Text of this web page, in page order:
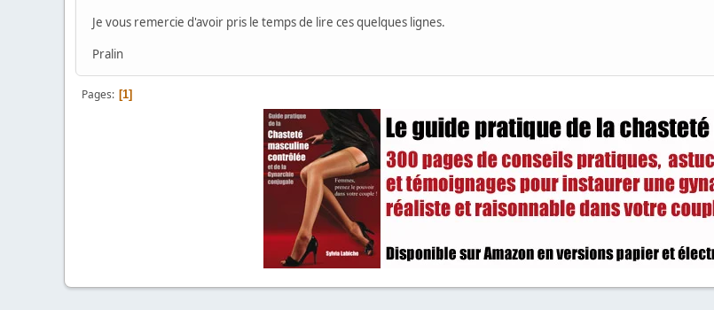
Je vous remercie d'avoir pris le temps de lire ces quelques lignes.
Pralin
Pages 1